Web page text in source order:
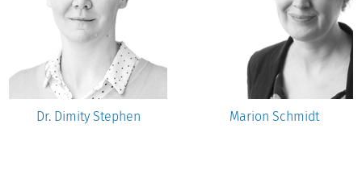
Dr. Dimity Stephen Marion Schmidt